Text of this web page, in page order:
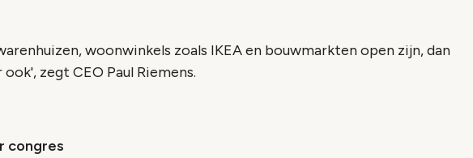
woonwinkels zoals IKEA en bouwmarkten open zijn, dan
zegt CEO Paul Riemens.
congres